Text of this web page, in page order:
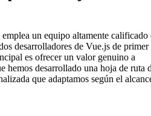
un equipo altamente calificado
desarrolladores de Vue.js de primer
es ofrecer un valor genuino a
hemos desarrollado una hoja de ruta
que adaptamos según el